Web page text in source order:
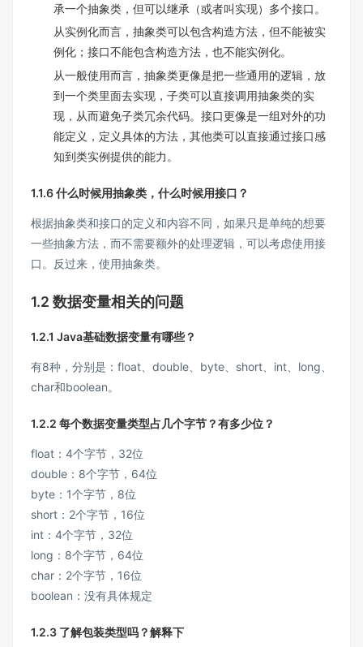
承一个抽象类，但可以继承（或者叫实现）多个接口。
从实例化而言，抽象类可以包含构造方法，但不能被实
例化；接口不能包含构造方法，也不能实例化。
从一般使用而言，抽象类更像是把一些通用的逻辑，放
到一个类里面去实现，子类可以直接调用抽象类的实
现，从而避免子类冗余代码。接口更像是一组对外的功
能定义，定义具体的方法，其他类可以直接通过接口感
知到类实例提供的能力。
1.1.6 什么时候用抽象类，什么时候用接口？
根据抽象类和接口的定义和内容不同，如果只是单纯的想要
一些抽象方法，而不需要额外的处理逻辑，可以考虑使用接
口。反过来，使用抽象类。
1.2 数据变量相关的问题
1.2.1 Java基础数据变量有哪些？
有8种，分别是：float、double、byte、short、int、long、
char和boolean。
1.2.2 每个数据变量类型占几个字节？有多少位？
float：4个字节，32位
double：8个字节，64位
byte：1个字节，8位
short：2个字节，16位
int：4个字节，32位
long：8个字节，64位
char：2个字节，16位
boolean：没有具体规定
1.2.3 了解包装类型吗？解释下